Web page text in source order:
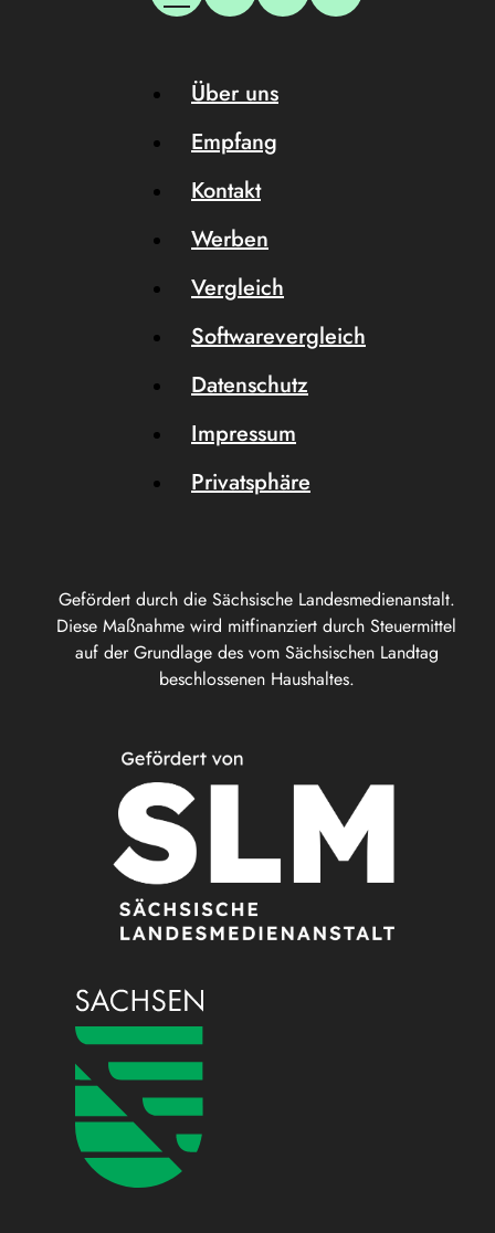
Gefördert durch die Sächsische Landesmedienanstalt.
Diese Maßnahme wird mitfinanziert durch Steuermittel
auf der Grundlage des vom Sächsischen Landtag
beschlossenen Haushaltes.
Über uns
Empfang
Kontakt
Werben
Vergleich
Softwarevergleich
Datenschutz
Impressum
Privatsphäre